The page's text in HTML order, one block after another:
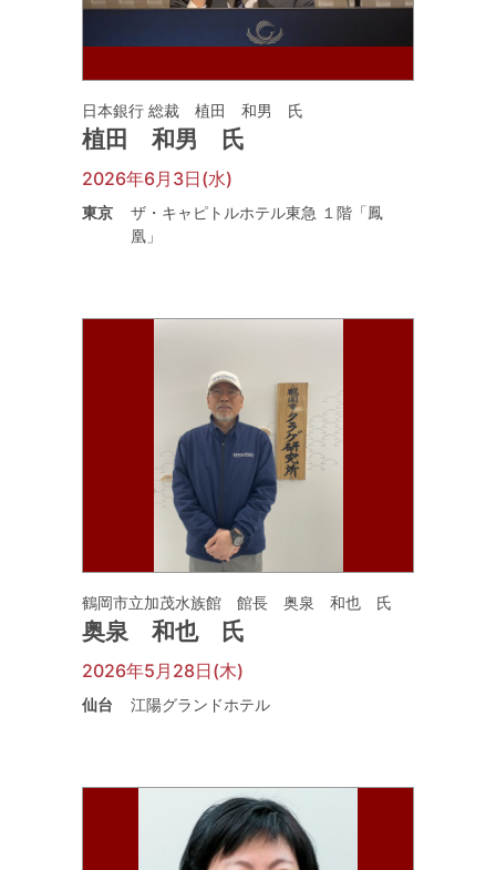
日本銀行 総裁 植田 和男 氏
植田 和男 氏
2026年6月3日(水)
東京
ザ・キャピトルホテル東急 １階「鳳
凰」
鶴岡市立加茂水族館 館長 奥泉 和也 氏
奥泉 和也 氏
2026年5月28日(木)
仙台 江陽グランドホテル